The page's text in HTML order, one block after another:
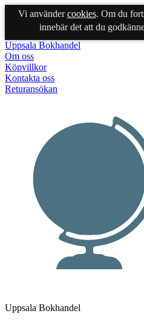
Vi användercookies. Om du
innebär det att du
Uppsala Bokhandel
Om oss
Köpvillkor
Kontakta oss
Returansökan
Uppsala Bokhandel